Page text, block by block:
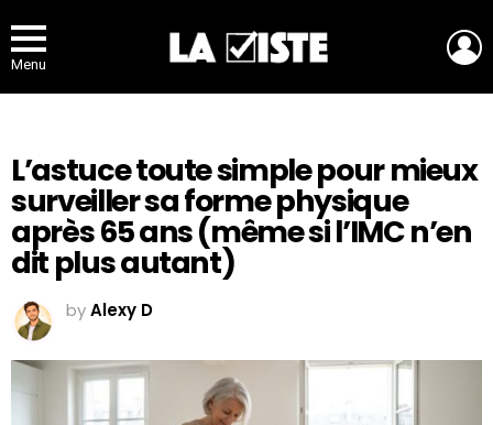
Menu
L’astuce toute simple pour mieux
surveiller sa forme physique
après 65 ans (même si l’IMC n’en
dit plus autant)
byAlexy D